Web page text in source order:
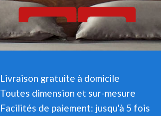
Livraison gratuite à domicile
Toutes dimension et sur-mesure
Facilités de paiement: jusqu'à 5 fois